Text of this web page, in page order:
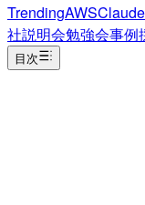
TrendingAWSClaude
社説明会勉強会事例
目次